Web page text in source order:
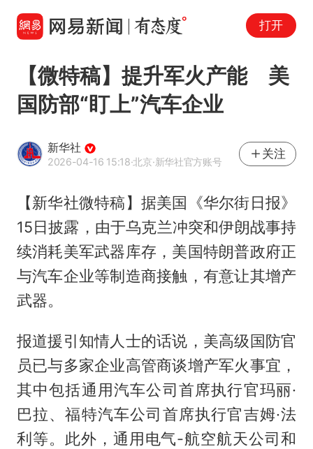
打开
【微特稿】提升军火产能 美
国防部“盯上”汽车企业
新华社
2026-04-16 15:18·北京·新华社官方账号
关注
【新华社微特稿】据美国《华尔街日报》
15日披露，由于乌克兰冲突和伊朗战事持
续消耗美军武器库存，美国特朗普政府正
与汽车企业等制造商接触，有意让其增产
武器。
报道援引知情人士的话说，美高级国防官
员已与多家企业高管商谈增产军火事宜，
其中包括通用汽车公司首席执行官玛丽·
巴拉、福特汽车公司首席执行官吉姆·法
利等。此外，通用电气-航空航天公司和